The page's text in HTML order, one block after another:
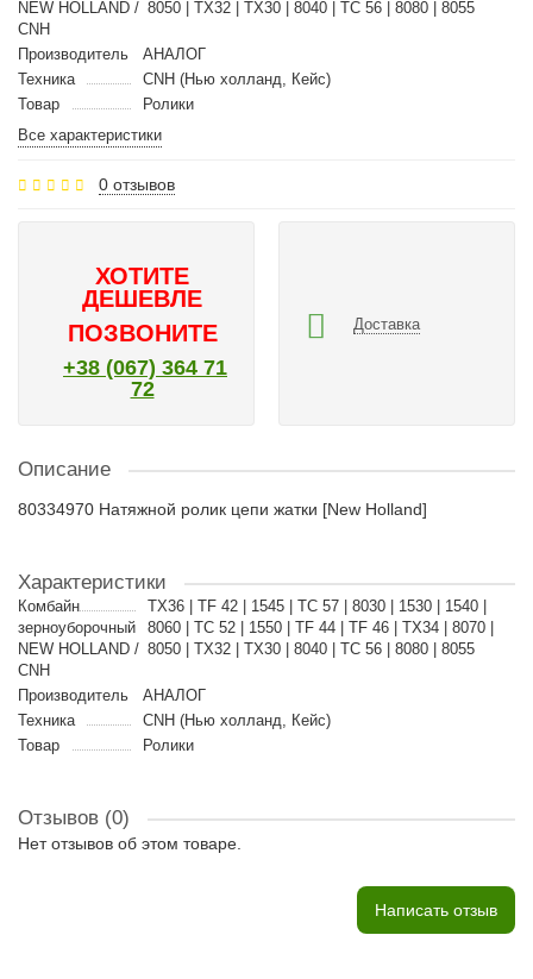
NEW HOLLAND /
CNH
8050 | TX32 | TX30 | 8040 | TC 56 | 8080 | 8055
Производитель
АНАЛОГ
Техника
CNH (Нью холланд, Кейс)
Товар
Ролики
Все характеристики
0 отзывов
ХОТИТЕ
ДЕШЕВЛЕ
ПОЗВОНИТЕ
+38 (067) 364 71
72
Доставка
Описание
80334970 Натяжной ролик цепи жатки [New Holland]
Характеристики
Комбайн
зерноуборочный
NEW HOLLAND /
CNH
TX36 | TF 42 | 1545 | TC 57 | 8030 | 1530 | 1540 |
8060 | TC 52 | 1550 | TF 44 | TF 46 | TX34 | 8070 |
8050 | TX32 | TX30 | 8040 | TC 56 | 8080 | 8055
Производитель
АНАЛОГ
Техника
CNH (Нью холланд, Кейс)
Товар
Ролики
Отзывов (0)
Нет отзывов об этом товаре.
Написать отзыв